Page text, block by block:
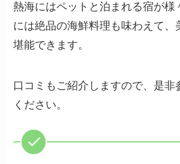
熱海にはペットと泊まれる宿が様
には絶品の海鮮料理も味わえて、
堪能できます。
口コミもご紹介しますので、是非
ください。